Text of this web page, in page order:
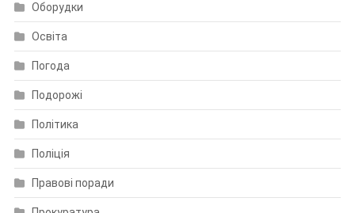
Оборудки
Освіта
Погода
Подорожі
Політика
Поліція
Правові поради